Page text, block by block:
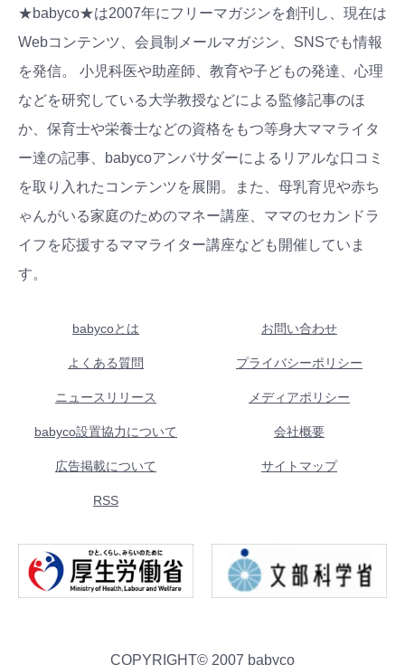
★babyco★は2007年にフリーマガジンを創刊し、現在は
Webコンテンツ、会員制メールマガジン、SNSでも情報
を発信。 小児科医や助産師、教育や子どもの発達、心理
などを研究している大学教授などによる監修記事のほ
か、保育士や栄養士などの資格をもつ等身大ママライタ
ー達の記事、babycoアンバサダーによるリアルな口コミ
を取り入れたコンテンツを展開。また、母乳育児や赤ち
ゃんがいる家庭のためのマネー講座、ママのセカンドラ
イフを応援するママライター講座なども開催していま
す。
babycoとは お問い合わせ
よくある質問 プライバシーポリシー
ニュースリリース メディアポリシー
babyco設置協力について 会社概要
広告掲載について サイトマップ
RSS
COPYRIGHT© 2007 babyco